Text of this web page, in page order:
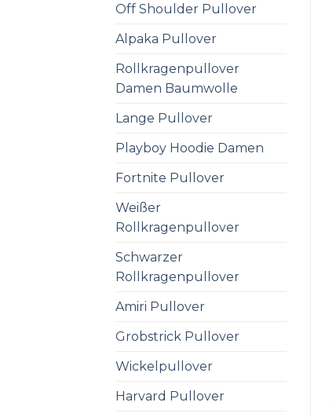
Off Shoulder Pullover
Alpaka Pullover
Rollkragenpullover
Damen Baumwolle
Lange Pullover
Playboy Hoodie Damen
Fortnite Pullover
Weißer
Rollkragenpullover
Schwarzer
Rollkragenpullover
Amiri Pullover
Grobstrick Pullover
Wickelpullover
Harvard Pullover